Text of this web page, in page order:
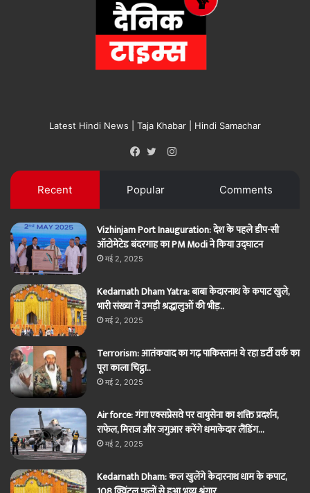
Latest Hindi News | Taja Khabar | Hindi Samachar
Instagram
Recent Popular Comments
Vizhinjam Port Inauguration: देश के पहले डीप-सी
ऑटोमेटेड बंदरगाह का PM Modi ने किया उद्घाटन
मई 2, 2025
Kedarnath Dham Yatra: बाबा केदारनाथ के कपाट खुले,
भारी संख्या में उमड़ी श्रद्धालुओं की भीड़..
मई 2, 2025
Terrorism: आतंकवाद का गढ़ पाकिस्तान! ये रहा डर्टी वर्क का
पूरा काला चिट्ठा..
मई 2, 2025
Air force: गंगा एक्सप्रेसवे पर वायुसेना का शक्ति प्रदर्शन,
राफेल, मिराज और जगुआर करेंगे धमाकेदार लैंडिंग…
मई 2, 2025
Kedarnath Dham: कल खुलेंगे केदारनाथ धाम के कपाट,